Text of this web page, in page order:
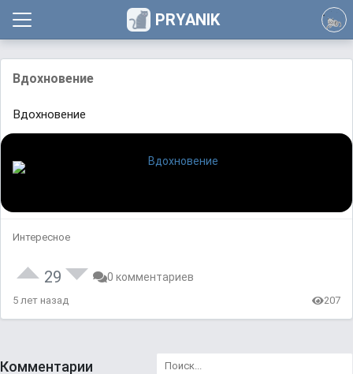
PRYANIK
Вдохновение
Вдохновение
Интересное
29 0 комментариев
5 лет назад 207
Комментарии